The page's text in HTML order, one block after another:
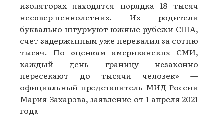
изоляторах находятся порядка 18 тысяч
несовершеннолетних. Их родители
буквально штурмуют южные рубежи США,
счет задержанным уже перевалил за сотню
тысяч. По оценкам американских СМИ,
каждый день границу незаконно
пересекают до тысячи человек» —
официальный представитель МИД России
Мария Захарова, заявление от 1 апреля 2021
года